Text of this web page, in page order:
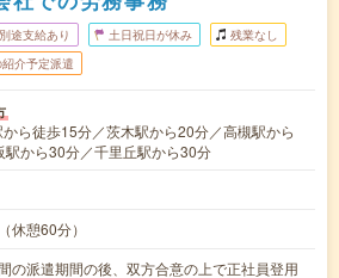
途支給あり 土日祝日が休み 残業なし
介予定派遣
から徒歩15分／茨木駅から20分／高槻駅から
駅から30分／千里丘駅から30分
休憩60分）
の派遣期間の後、双方合意の上で正社員登用